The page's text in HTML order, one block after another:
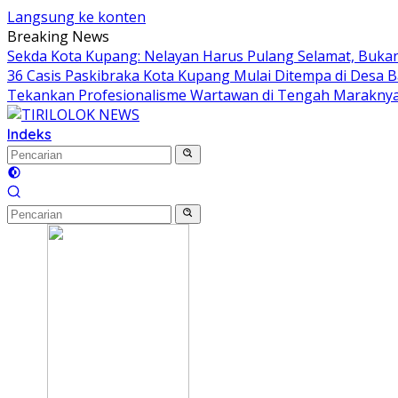
Langsung ke konten
Breaking News
Sekda Kota Kupang: Nelayan Harus Pulang Selamat,
36 Casis Paskibraka Kota Kupang Mulai Ditempa di Desa
Tekankan Profesionalisme Wartawan di Tengah
Indeks